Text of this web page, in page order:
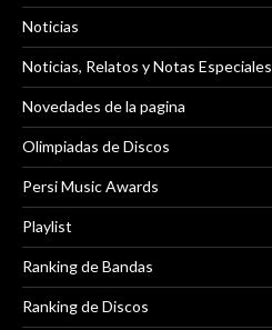
Noticias
Noticias, Relatos y Notas Especiales
Novedades de la pagina
Olimpiadas de Discos
Persi Music Awards
Playlist
Ranking de Bandas
Ranking de Discos